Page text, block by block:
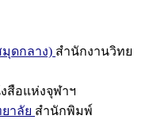
ดกลาง) สำนักงานวิทย
สือแห่งจุฬาฯ
าลัย สำนักพิมพ์